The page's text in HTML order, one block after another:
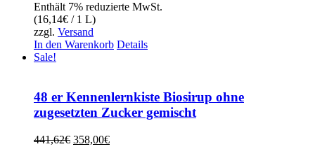
war:
215,76€
ist:
Enthält 7% reduzierte MwSt.
(16,14€ / 1 L)
zzgl. Versand
In den Warenkorb Details
Sale!
48 er Kennenlernkiste Biosirup ohne
zugesetzten Zucker gemischt
441,62€ Ursprünglicher
358,00€Aktueller